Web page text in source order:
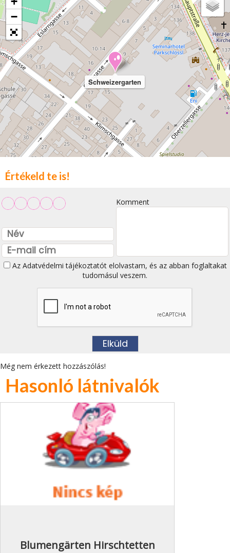
Schweizergarten
−
Értékeld te is!
Komment
Az Adatvédelmi tájékoztatótelolvastam, és az abban foglaltakat
tudomásul veszem.
Még nem érkezett hozzászólás!
Hasonló látnivalók
Blumengärten Hirschtetten